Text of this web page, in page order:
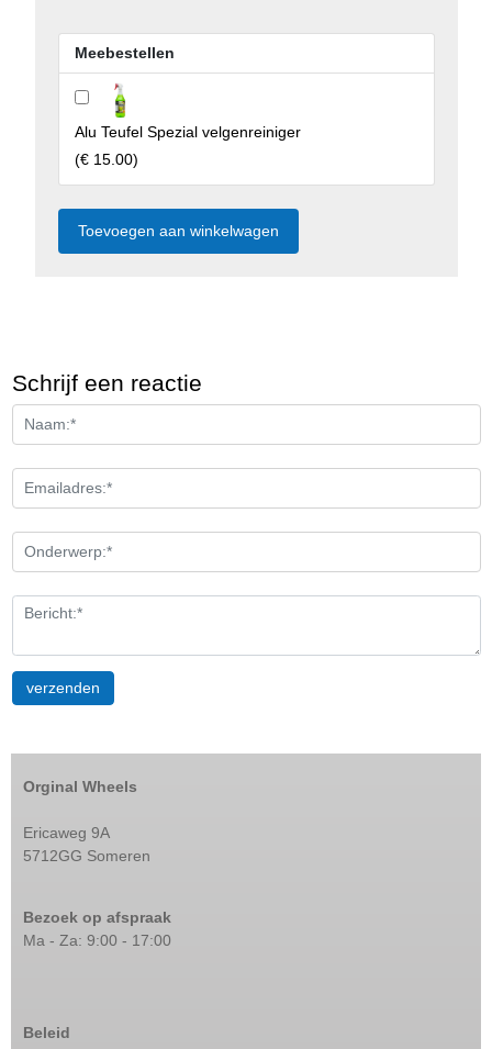
Meebestellen
Alu Teufel Spezial velgenreiniger
(€ 15.00)
Schrijf een reactie
Orginal Wheels
Ericaweg 9A
5712GG Someren
Bezoek op afspraak
Ma - Za: 9:00 - 17:00
Beleid